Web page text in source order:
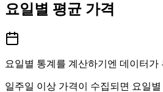
요일별 평균 가격
요일별 통계를 계산하기엔 데이터가
일주일 이상 가격이 수집되면 요일